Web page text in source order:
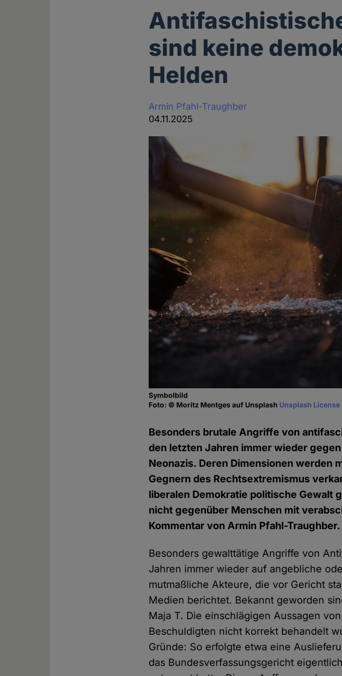
sind keine
Helden
Armin Pfahl-Traughber
04.11.2025
Symbolbild
Foto: © Moritz Mentges auf Unsplash Unsplash License
Besonders brutale Angriffe von
den letzten Jahren immer wieder
Neonazis. Deren Dimensionen werden
Gegnern des Rechtsextremismus
liberalen Demokratie politische Gewalt
nicht gegenüber Menschen mit
Kommentar von Armin Pfahl-Traughber.
Besonders gewalttätige Angriffe von
Jahren immer wieder auf angebliche
mutmaßliche Akteure, die vor Gericht
Medien berichtet. Bekannt geworden
Maja T. Die einschlägigen Aussagen
Beschuldigten nicht korrekt behandelt
Gründe: So erfolgte etwa eine
das Bundesverfassungsgericht